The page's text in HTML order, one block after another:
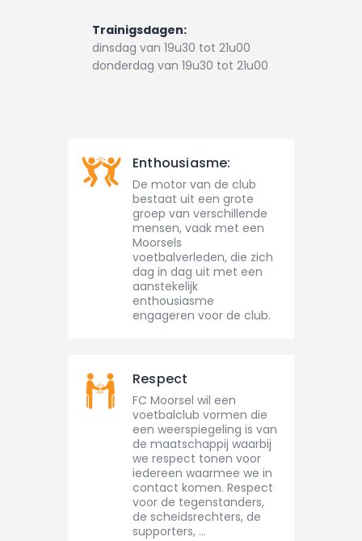
Trainigsdagen:
dinsdag van 19u30 tot 21u00
donderdag van 19u30 tot 21u00
Enthousiasme:
De motor van de club
bestaat uit een grote
groep van verschillende
mensen, vaak met een
Moorsels
voetbalverleden, die zich
dag in dag uit met een
aanstekelijk
enthousiasme
engageren voor de club.
Respect
FC Moorsel wil een
voetbalclub vormen die
een weerspiegeling is van
de maatschappij waarbij
we respect tonen voor
iedereen waarmee we in
contact komen. Respect
voor de tegenstanders,
de scheidsrechters, de
supporters, …